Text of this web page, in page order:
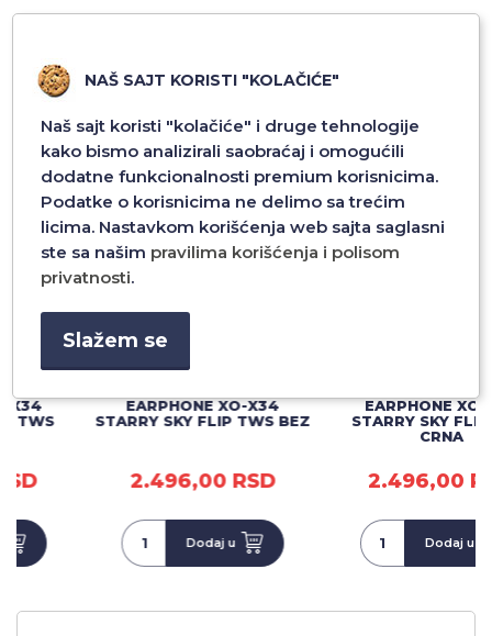
SLIČNI PROIZVODI
EARPHONE XO-X34
STARRY SKY FLIP TWS BEZ
2.496,00 RSD
Dodaj u
EARPHONE XO-X34
STARRY SKY FLIP TWS
2.496,00 RSD
Dodaj u
NAŠ SAJT KORISTI "KOLAČIĆE"
Naš sajt koristi "kolačiće" i druge tehnologije
kako bismo analizirali saobraćaj i omogućili
dodatne funkcionalnosti premium korisnicima.
Podatke o korisnicima ne delimo sa trećim
licima. Nastavkom korišćenja web sajta saglasni
ste sa našim pravilima korišćenja i polisom
privatnosti.
Slažem se